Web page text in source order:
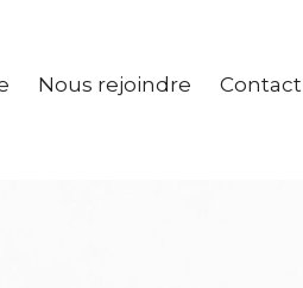
Nous rejoindre Contact